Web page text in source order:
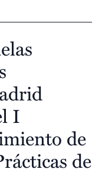
I
de
de